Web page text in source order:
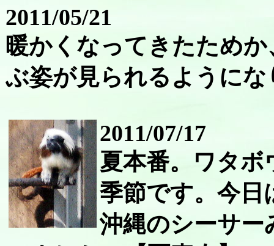
2011/05/21
暖かくなってきたため
ぶ姿が見られるように
2011/07/17
夏本番。ワタ
季節です。今日
沖縄のシーサ